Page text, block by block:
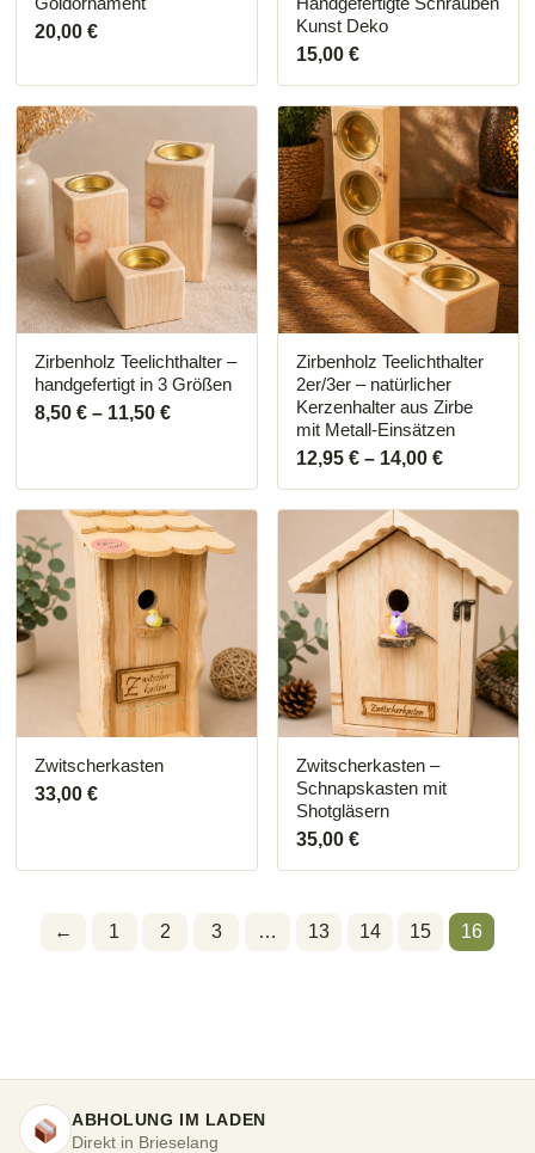
20,00 €
Kunst Deko
15,00€
Zirbenholz Teelichthalter –
handgefertigt in 3 Größen
8,50 €– 11,50 €
Dieses
Produkt
weist
mehrere
Varianten
auf.
Die
Optionen
können
auf
der
Produktseite
gewählt
werden
Zirbenholz Teelichthalter
2er/3er – natürlicher
Kerzenhalter aus Zirbe
mit Metall-Einsätzen
12,95€ – 14,00€
Dieses
Produkt
weist
mehrere
Varianten
auf.
Die
Optionen
können
auf
der
Produktseite
gewählt
werden
Zwitscherkasten
33,00 €
Zwitscherkasten –
Schnapskasten mit
Shotgläsern
35,00€
← 1 2 3 … 13 14 15 16
ABHOLUNG IM LADEN
Direkt in Brieselang